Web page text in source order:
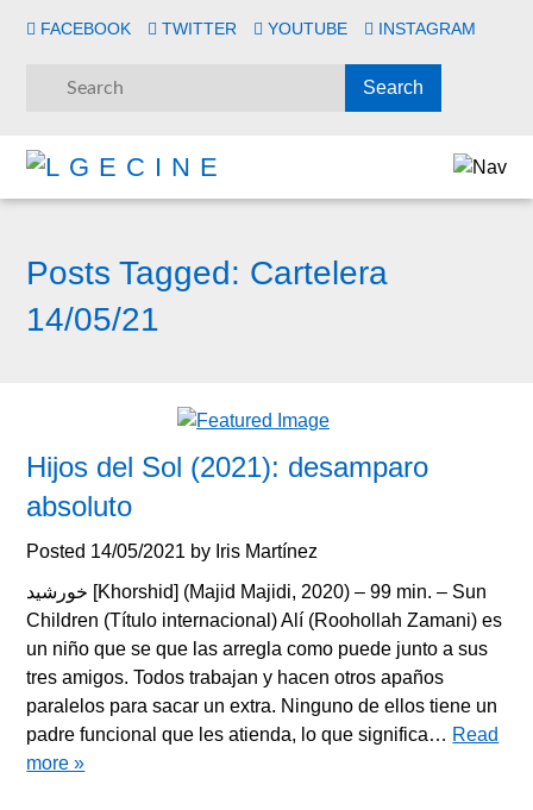
FACEBOOK TWITTER YOUTUBE INSTAGRAM
Posts Tagged: Cartelera
14/05/21
Hijos del Sol (2021): desamparo
absoluto
Posted 14/05/2021 by Iris Martínez
خورشید [Khorshid] (Majid Majidi, 2020) – 99 min. – Sun
Children (Título internacional) Alí (Roohollah Zamani) es
un niño que se que las arregla como puede junto a sus
tres amigos. Todos trabajan y hacen otros apaños
paralelos para sacar un extra. Ninguno de ellos tiene un
padre funcional que les atienda, lo que significa… Read
more »